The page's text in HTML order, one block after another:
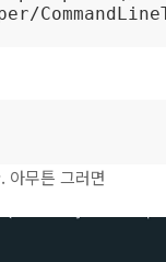
아무튼 그러면